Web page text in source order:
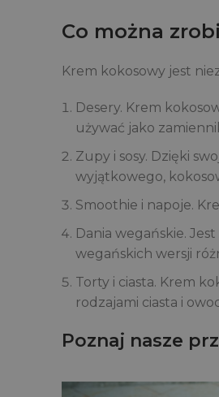
Co można
Krem kokosowy jest
Desery. Krem
używać jako
Zupy i sosy. Dzięki
wyjątkowego,
Smoothie i napoje.
Dania wegańskie.
wegańskich wersji
Torty i ciasta. Krem
rodzajami ciasta i
Poznaj nasze